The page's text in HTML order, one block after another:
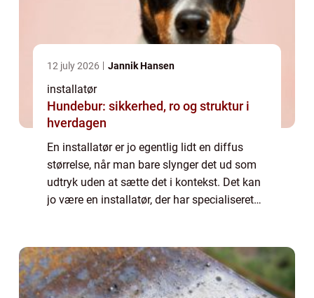
12 july 2026 Jannik Hansen
installatør
Hundebur: sikkerhed, ro og struktur i
hverdagen
En installatør er jo egentlig lidt en diffus
størrelse, når man bare slynger det ud som
udtryk uden at sætte det i kontekst. Det kan
jo være en installatør, der har specialiseret